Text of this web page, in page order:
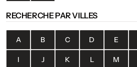
RECHERCHE PAR VILLES
A B C D E
I J K L M